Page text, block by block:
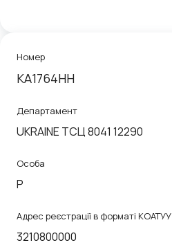
Номер
KA1764HH
Департамент
UKRAINE ТСЦ 8041 12290
Особа
P
Адрес реєстрації в форматі КОАТУУ
3210800000